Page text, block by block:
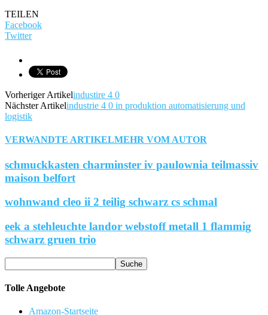
TEILEN
Facebook
Twitter
Vorheriger Artikelindustire 4 0
Nächster Artikelindustrie 4 0 in produktion automatisierung und
logistik
VERWANDTE ARTIKELMEHR VOM AUTOR
schmuckkasten charminster iv paulownia teilmassiv
maison belfort
wohnwand cleo ii 2 teilig schwarz cs schmal
eek a stehleuchte landor webstoff metall 1 flammig
schwarz gruen trio
Tolle Angebote
Amazon-Startseite